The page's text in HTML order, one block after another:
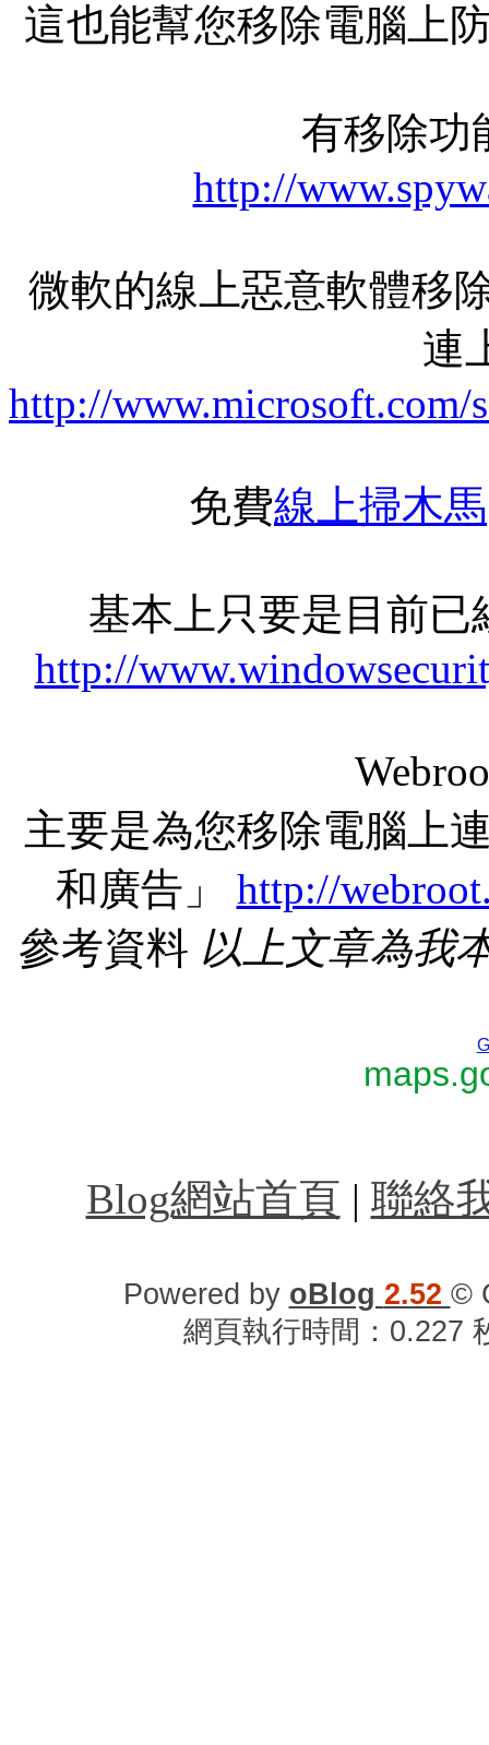
這也能幫您移除電腦上
有移除功
http://
微軟的線上惡意軟體移
連
http://www.microsoft.com/
免費線上掃木馬
基本上只要是目前
http://
主要是為您移除電腦上
和廣告」 http://
參考資料 以上文章為我
Blog網站首頁 | 聯絡
Powered by oBlog 2.52 ©
網頁執行時間：0.227